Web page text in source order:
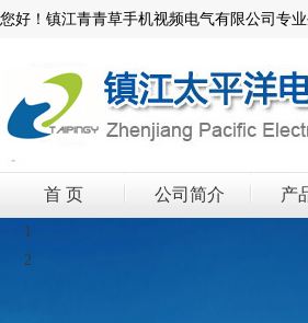
您好！镇江青青草手机视频电气有限公司专
首 页 公司简介 产
1
2